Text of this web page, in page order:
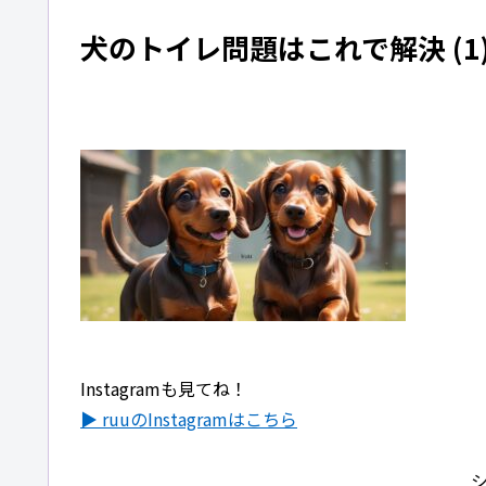
犬のトイレ問題はこれで解決
Instagramも見てね！
▶ ruuのInstagramはこちら